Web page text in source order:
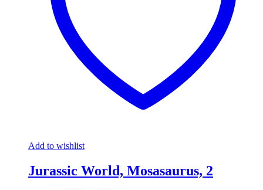
Add to wishlist
Jurassic World, Mosasaurus, 2